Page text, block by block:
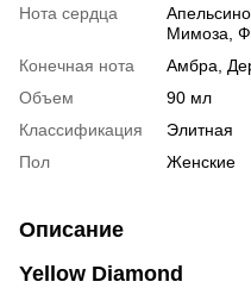
Нота сердца
Мимоза,
Конечная нота
Амбра,
Объем
90 мл
Классификация
Элитная
Пол
Женские
Описание
Yellow Diamond